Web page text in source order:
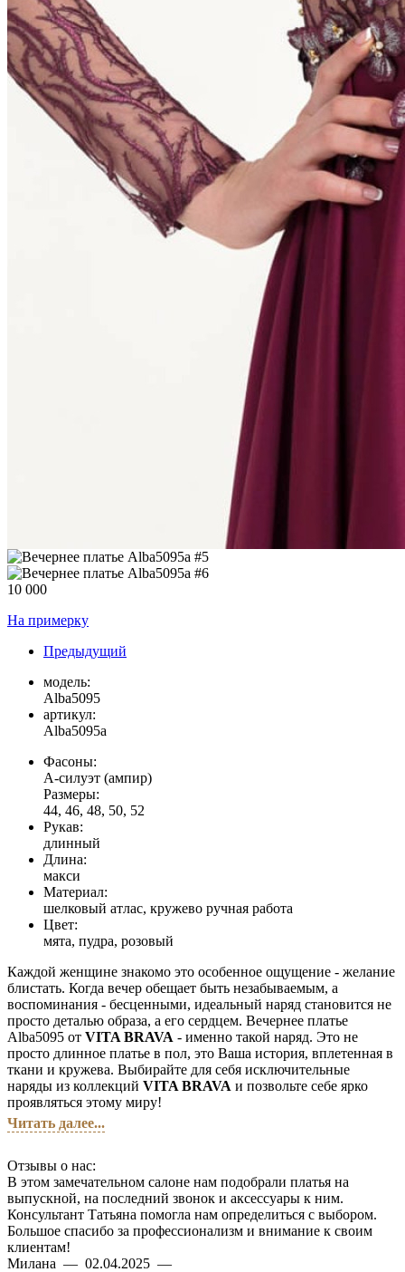
10 000
На примерку
Предыдущий
модель:
Alba5095
артикул:
Alba5095a
Фасоны:
А-силуэт (ампир)
Размеры:
44, 46, 48, 50, 52
Рукав:
длинный
Длина:
макси
Материал:
шелковый атлас, кружево ручная работа
Цвет:
мята, пудра, розовый
Каждой женщине знакомо это особенное ощущение - желание
блистать. Когда вечер обещает быть незабываемым, а
воспоминания - бесценными, идеальный наряд становится не
просто деталью образа, а его сердцем. Вечернее платье
Alba5095 от VITA BRAVA - именно такой наряд. Это не
просто длинное платье в пол, это Ваша история, вплетенная в
ткани и кружева. Выбирайте для себя исключительные
наряды из коллекций VITA BRAVA и позвольте себе ярко
проявляться этому миру!
Читать далее...
Отзывы о нас:
В этом замечательном салоне нам подобрали платья на
выпускной, на последний звонок и аксессуары к ним.
Консультант Татьяна помогла нам определиться с выбором.
Большое спасибо за профессионализм и внимание к своим
клиентам!
Милана — 02.04.2025 —